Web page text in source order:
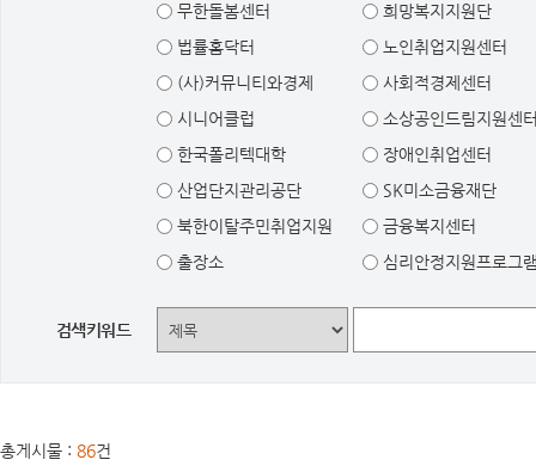
무한돌봄센터
희망복지지원단
법률홈닥터
노인취업지원센터
(사)커뮤니티와경제
사회적경제센터
시니어클럽
소상공인드림지원센
한국폴리텍대학
장애인취업센터
산업단지관리공단
SK미소금융재단
북한이탈주민취업지원
금융복지센터
출장소
심리안정지원프로그
검색키워드
총게시물 : 86건